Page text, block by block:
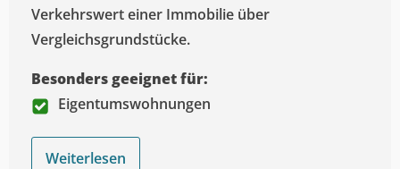
Verkehrswert einer Immobilie über
Vergleichsgrundstücke.
Besonders geeignet für:
Eigentumswohnungen
Weiterlesen